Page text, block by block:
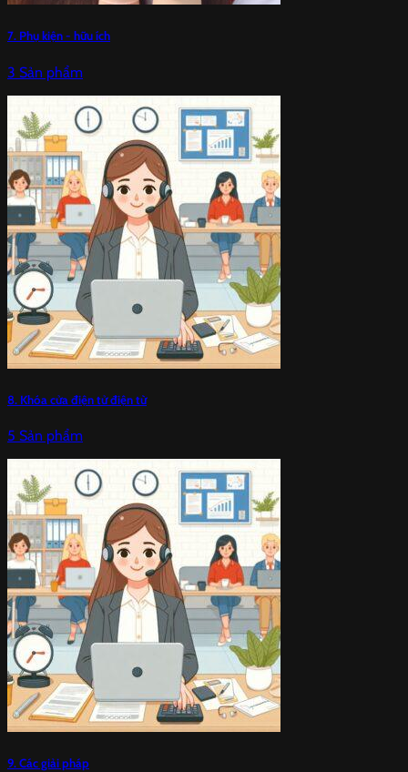
7. Phụ kiện - hữu ích
3 Sản phẩm
8. Khóa cửa điện tử điện từ
5 Sản phẩm
9. Các giải pháp